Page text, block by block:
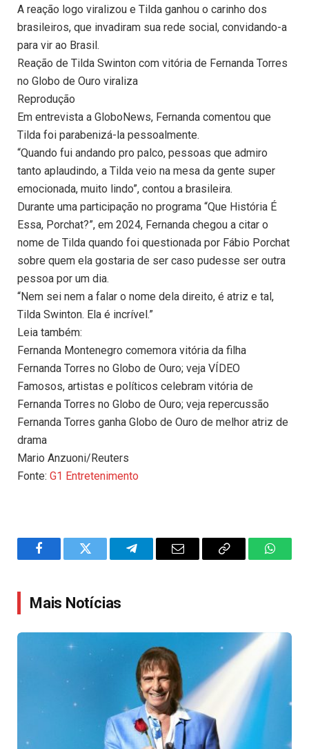
A reação logo viralizou e Tilda ganhou o carinho dos
brasileiros, que invadiram sua rede social, convidando-a
para vir ao Brasil.
Reação de Tilda Swinton com vitória de Fernanda Torres
no Globo de Ouro viraliza
Reprodução
Em entrevista a GloboNews, Fernanda comentou que
Tilda foi parabenizá-la pessoalmente.
“Quando fui andando pro palco, pessoas que admiro
tanto aplaudindo, a Tilda veio na mesa da gente super
emocionada, muito lindo”, contou a brasileira.
Durante uma participação no programa “Que História É
Essa, Porchat?”, em 2024, Fernanda chegou a citar o
nome de Tilda quando foi questionada por Fábio Porchat
sobre quem ela gostaria de ser caso pudesse ser outra
pessoa por um dia.
“Nem sei nem a falar o nome dela direito, é atriz e tal,
Tilda Swinton. Ela é incrível.”
Leia também:
Fernanda Montenegro comemora vitória da filha
Fernanda Torres no Globo de Ouro; veja VÍDEO
Famosos, artistas e políticos celebram vitória de
Fernanda Torres no Globo de Ouro; veja repercussão
Fernanda Torres ganha Globo de Ouro de melhor atriz de
drama
Mario Anzuoni/Reuters
Fonte: G1 Entretenimento
FacebookTwitter TelegramEmail
Copy
Mais Notícias